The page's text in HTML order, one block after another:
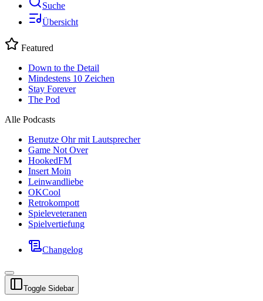
Suche
Übersicht
Featured
Down to the Detail
Mindestens 10 Zeichen
Stay Forever
The Pod
Alle Podcasts
Benutze Ohr mit Lautsprecher
Game Not Over
HookedFM
Insert Moin
Leinwandliebe
OKCool
Retrokompott
Spieleveteranen
Spielvertiefung
Changelog
Toggle Sidebar